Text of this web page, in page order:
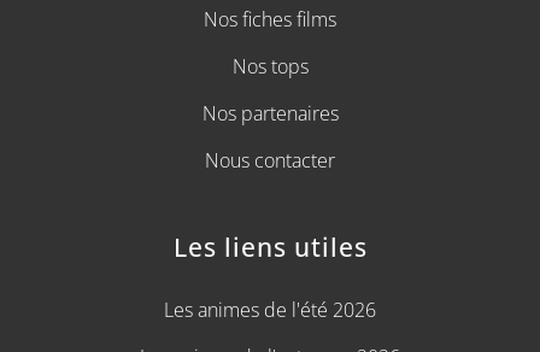
Nos fiches films
Nos tops
Nos partenaires
Nous contacter
Les liens utiles
Les animes de l'été 2026